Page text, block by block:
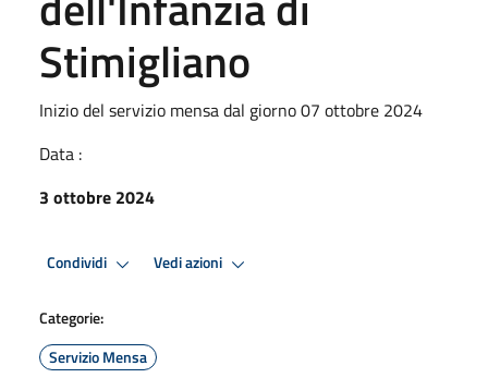
Stimigliano
Inizio del servizio mensa dal giorno 07 ottobre 2024
Data :
3 ottobre 2024
Condividi Vedi azioni
Categorie:
Servizio Mensa